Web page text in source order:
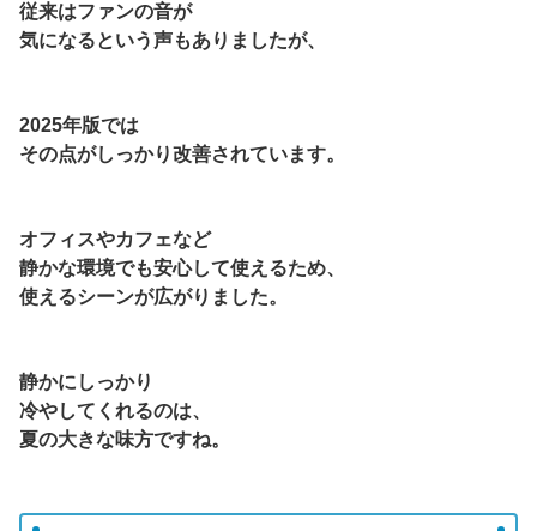
従来はファンの音が
気になるという声もありましたが、
2025年版では
その点がしっかり改善されています。
オフィスやカフェなど
静かな環境でも安心して使えるため、
使えるシーンが広がりました。
静かにしっかり
冷やしてくれるのは、
夏の大きな味方ですね。